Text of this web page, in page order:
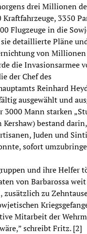
drei Millionen
3350
Flugzeuge in die
detaillierte Pläne
von
die Invasionsarmee
der Chef des
Reinhard
ausgewählt und
3000 Mann starken
Kershaw) bestand
Juden und
sofort
und ihre Helfer
von Barbarossa
zusätzlich zu
Mitarbeit der
schreibt Fritz. [2]